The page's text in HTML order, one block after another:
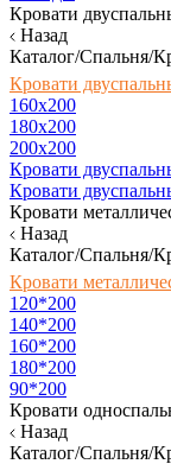
Кровати
Назад
Каталог/Спальня/
Кровати
160х200
180x200
200x200
Кровати
Кровати
Кровати
Назад
Каталог/Спальня/
Кровати
120*200
140*200
160*200
180*200
90*200
Кровати
Назад
Каталог/Спальня/